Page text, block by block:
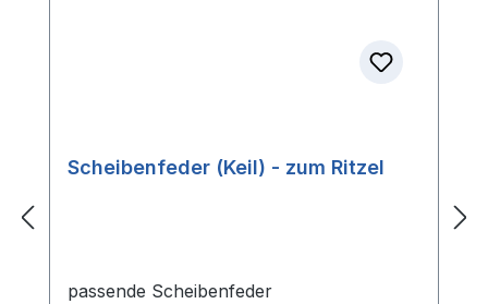
Scheibenfeder (Keil) - zum Ritzel
passende Scheibenfeder